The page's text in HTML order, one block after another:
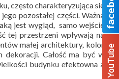
często charakteryzująca się
pozostałej części. Ważna
jest wygląd, samo wejście
tej przestrzeni wpływają na
małej architektury, kolor
Całość ma być w
budynku efektowna a